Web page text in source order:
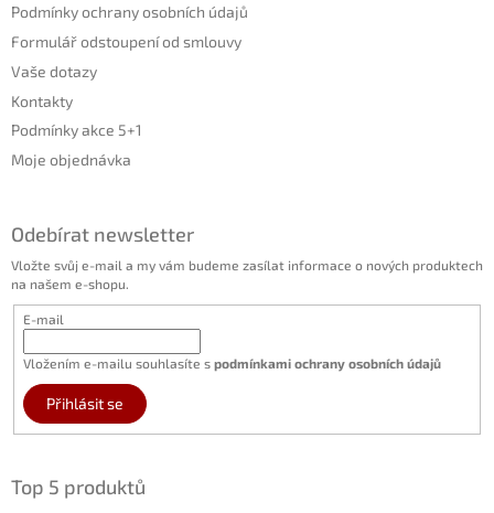
Podmínky ochrany osobních údajů
Formulář odstoupení od smlouvy
Vaše dotazy
Kontakty
Podmínky akce 5+1
Moje objednávka
Odebírat newsletter
Vložte svůj e-mail a my vám budeme zasílat informace o nových produktech
na našem e-shopu.
E-mail
Vložením e-mailu souhlasíte s podmínkami ochrany osobních údajů
Přihlásit se
Top 5 produktů